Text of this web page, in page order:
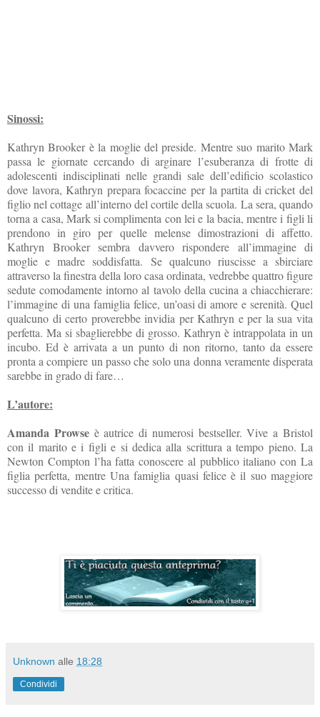
Sinossi:
Kathryn Brooker è la moglie del preside. Mentre suo marito Mark
passa le giornate cercando di arginare l’esuberanza di frotte di
adolescenti indisciplinati nelle grandi sale dell’edificio scolastico
dove lavora, Kathryn prepara focaccine per la partita di cricket del
figlio nel cottage all’interno del cortile della scuola. La sera, quando
torna a casa, Mark si complimenta con lei e la bacia, mentre i figli li
prendono in giro per quelle melense dimostrazioni di affetto.
Kathryn Brooker sembra davvero rispondere all’immagine di
moglie e madre soddisfatta. Se qualcuno riuscisse a sbirciare
attraverso la finestra della loro casa ordinata, vedrebbe quattro figure
sedute comodamente intorno al tavolo della cucina a chiacchierare:
l’immagine di una famiglia felice, un’oasi di amore e serenità. Quel
qualcuno di certo proverebbe invidia per Kathryn e per la sua vita
perfetta. Ma si sbaglierebbe di grosso. Kathryn è intrappolata in un
incubo. Ed è arrivata a un punto di non ritorno, tanto da essere
pronta a compiere un passo che solo una donna veramente disperata
sarebbe in grado di fare…
L’autore:
Amanda Prowse è autrice di numerosi bestseller. Vive a Bristol
con il marito e i figli e si dedica alla scrittura a tempo pieno. La
Newton Compton l’ha fatta conoscere al pubblico italiano con La
figlia perfetta, mentre Una famiglia quasi felice è il suo maggiore
successo di vendite e critica.
Unknown alle 18:28
Condividi